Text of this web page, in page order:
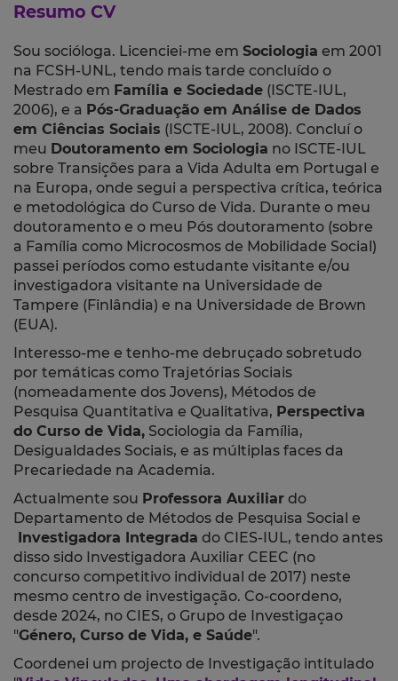
Resumo CV
Sou socióloga. Licenciei-me em Sociologia em 2001
na FCSH-UNL, tendo mais tarde concluído o
Mestrado em Família e Sociedade (ISCTE-IUL,
2006), e a Pós-Graduação em Análise de Dados
em Ciências Sociais (ISCTE-IUL, 2008). Concluí o
meu Doutoramento em Sociologia no ISCTE-IUL
sobre Transições para a Vida Adulta em Portugal e
na Europa, onde segui a perspectiva crítica, teórica
e metodológica do Curso de Vida. Durante o meu
doutoramento e o meu Pós doutoramento (sobre
a Família como Microcosmos de Mobilidade Social)
passei períodos como estudante visitante e/ou
investigadora visitante na Universidade de
Tampere (Finlândia) e na Universidade de Brown
(EUA).
Interesso-me e tenho-me debruçado sobretudo
por temáticas como Trajetórias Sociais
(nomeadamente dos Jovens), Métodos de
Pesquisa Quantitativa e Qualitativa, Perspectiva
do Curso de Vida, Sociologia da Família,
Desigualdades Sociais, e as múltiplas faces da
Precariedade na Academia.
Actualmente sou Professora Auxiliar do
Departamento de Métodos de Pesquisa Social e
Investigadora Integrada do CIES-IUL, tendo antes
disso sido Investigadora Auxiliar CEEC (no
concurso competitivo individual de 2017) neste
mesmo centro de investigação. Co-coordeno,
desde 2024, no CIES, o Grupo de Investigaçao
"Género, Curso de Vida, e Saúde".
Coordenei um projecto de Investigação intitulado